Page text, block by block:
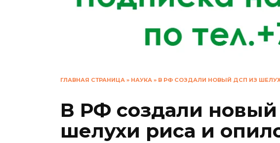
ГЛАВНАЯ СТРАНИЦА » НАУКА » В РФ СОЗДАЛИ НОВЫЙ ДСП ИЗ
В РФ создали
шелухи риса и